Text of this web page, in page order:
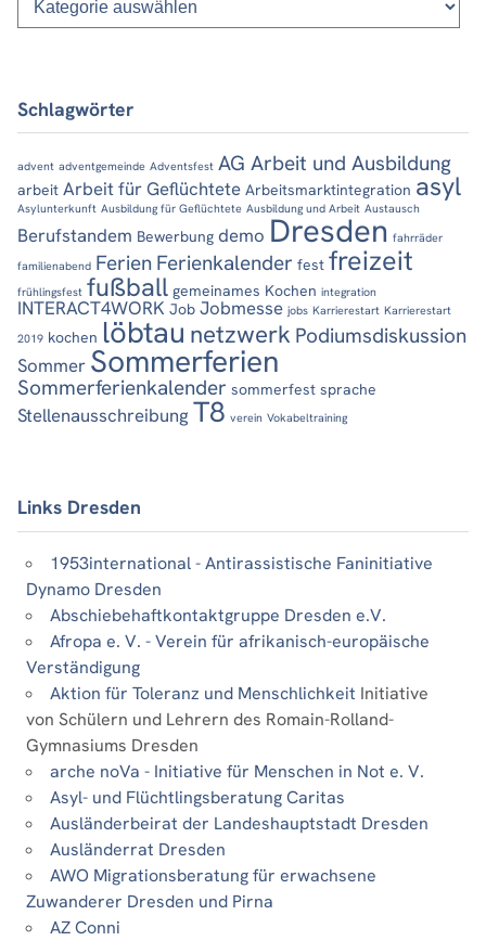
Schlagwörter
advent adventgemeinde Adventsfest AG Arbeit und Ausbildung
arbeit Arbeit für Geflüchtete Arbeitsmarktintegration asyl
Asylunterkunft Ausbildung für Geflüchtete Ausbildung und Arbeit Austausch
Berufstandem Bewerbung demo Dresden fahrräder
familienabend Ferien Ferienkalender fest freizeit
frühlingsfest fußball gemeinames Kochen integration
INTERACT4WORK Job Jobmesse jobs Karrierestart Karrierestart
2019 kochen löbtau netzwerk Podiumsdiskussion
Sommer Sommerferien
Sommerferienkalender sommerfest sprache
Stellenausschreibung T8 verein Vokabeltraining
Links Dresden
1953international - Antirassistische Faninitiative
Dynamo Dresden
Abschiebehaftkontaktgruppe Dresden e.V.
Afropa e. V. - Verein für afrikanisch-europäische
Verständigung
Aktion für Toleranz und Menschlichkeit Initiative
von Schülern und Lehrern des Romain-Rolland-
Gymnasiums Dresden
arche noVa - Initiative für Menschen in Not e. V.
Asyl- und Flüchtlingsberatung Caritas
Ausländerbeirat der Landeshauptstadt Dresden
Ausländerrat Dresden
AWO Migrationsberatung für erwachsene
Zuwanderer Dresden und Pirna
AZ Conni